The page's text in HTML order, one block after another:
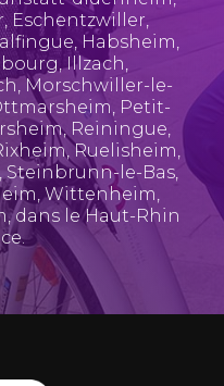
, Eschentzwiller,
, Habsheim,
,Illzach,
, Morschwiller-le-
, Petit-
, Reiningue,
,Ruelisheim,
, Steinbrunn-le-Bas,
,Wittenheim,
, dans le Haut-Rhin